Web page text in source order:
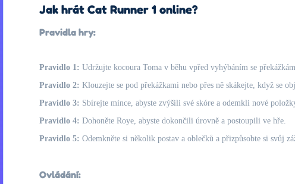
Jak hrát Cat Runner 1 online?
Pravidla hry:
Pravidlo 1: Udržujte kocoura Toma v běhu vpřed vyhýbáním se
Pravidlo 2: Klouzejte se pod překážkami nebo přes ně skákejte, když se
Pravidlo 3: Sbírejte mince, abyste zvýšili své skóre a odemkli nové
Pravidlo 4: Dohoněte Roye, abyste dokončili úrovně a postoupili ve hře.
Pravidlo 5: Odemkněte si několik postav a oblečků a přizpůsobte si svůj
Ovládání: